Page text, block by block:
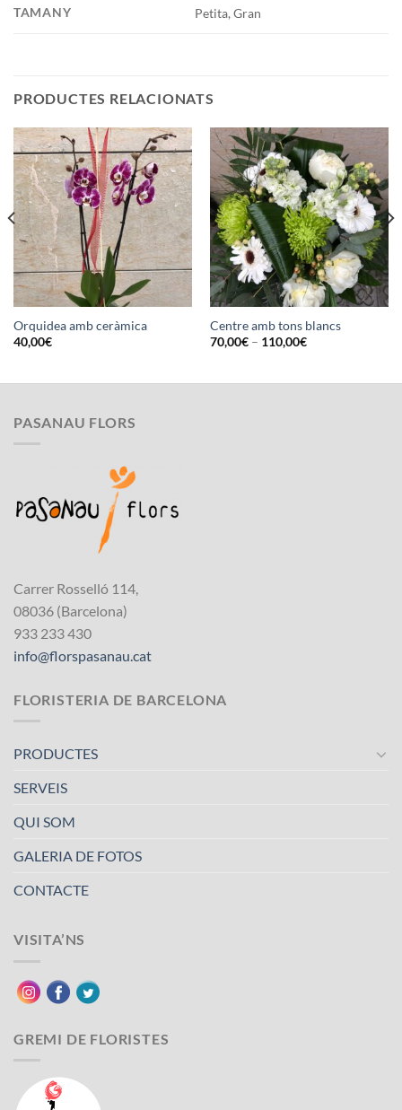
TAMANY Petita, Gran
PRODUCTES RELACIONATS
Orquidea amb ceràmica
40,00€
Centre amb tons blancs
70,00€– 110,00€
PASANAU FLORS
Carrer Rosselló 114,
08036 (Barcelona)
933 233 430
info@florspasanau.cat
FLORISTERIA DE BARCELONA
PRODUCTES
SERVEIS
QUI SOM
GALERIA DE FOTOS
CONTACTE
VISITA’NS
GREMI DE FLORISTES